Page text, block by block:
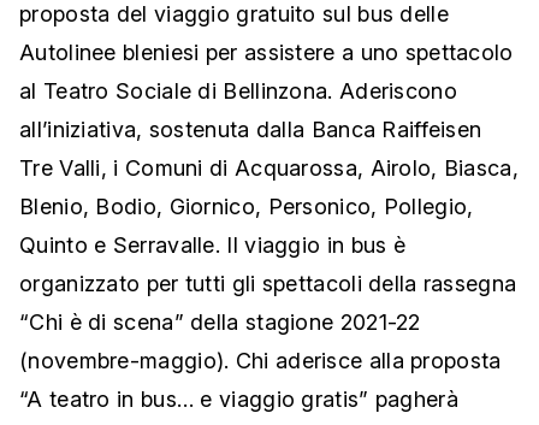
proposta del viaggio gratuito sul bus delle
Autolinee bleniesi per assistere a uno spettacolo
al Teatro Sociale di Bellinzona. Aderiscono
all’iniziativa, sostenuta dalla Banca Raiffeisen
Tre Valli, i Comuni di Acquarossa, Airolo, Biasca,
Blenio, Bodio, Giornico, Personico, Pollegio,
Quinto e Serravalle. Il viaggio in bus è
organizzato per tutti gli spettacoli della rassegna
“Chi è di scena” della stagione 2021-22
(novembre-maggio). Chi aderisce alla proposta
“A teatro in bus… e viaggio gratis” pagherà